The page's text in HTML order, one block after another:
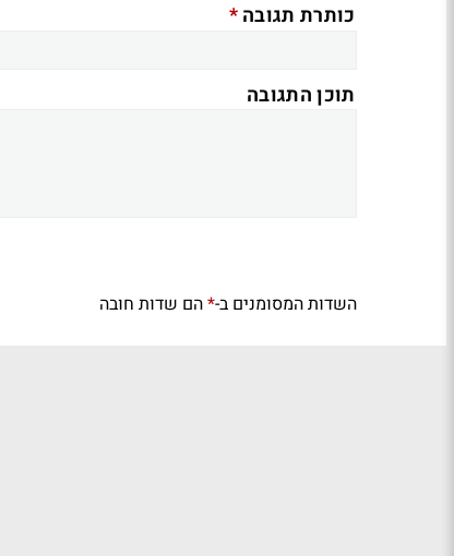
כותרת תגובה*
תוכן התגובה
השדות המסומנים ב-*הם שדות חובה